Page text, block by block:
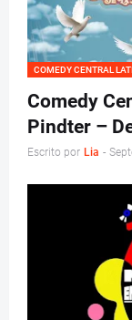
COMEDY CENTRAL
Comedy
Pindter –
Escrito por Lia -